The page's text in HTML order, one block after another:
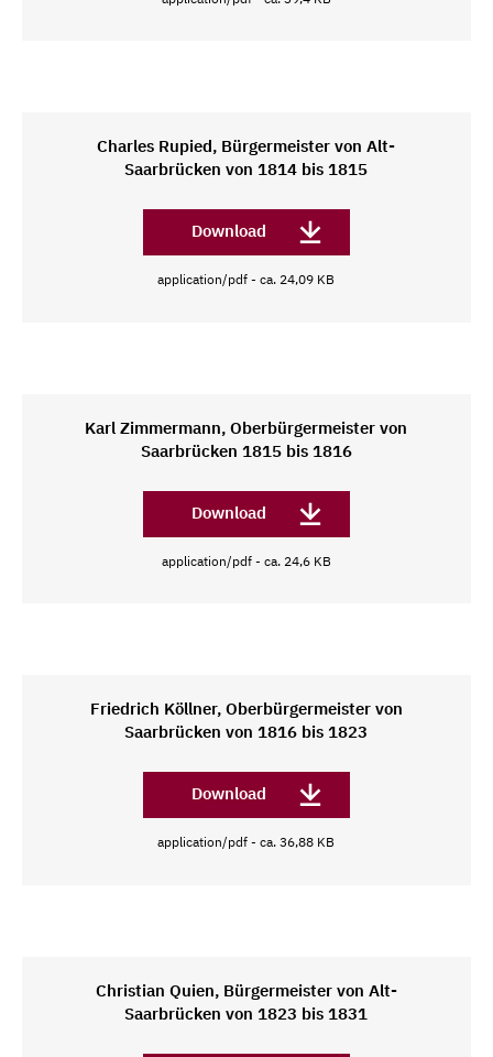
Charles Rupied, Bürgermeister von Alt-
Saarbrücken von 1814 bis 1815
Download
application/pdf - ca. 24,09 KB
Karl Zimmermann, Oberbürgermeister von
Saarbrücken 1815 bis 1816
Download
application/pdf - ca. 24,6 KB
Friedrich Köllner, Oberbürgermeister von
Saarbrücken von 1816 bis 1823
Download
application/pdf - ca. 36,88 KB
Christian Quien, Bürgermeister von Alt-
Saarbrücken von 1823 bis 1831